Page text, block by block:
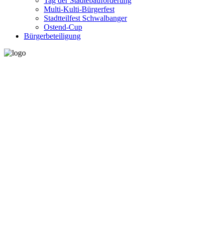
Multi-Kulti-Bürgerfest
Stadtteilfest Schwalbanger
Ostend-Cup
Bürgerbeteiligung